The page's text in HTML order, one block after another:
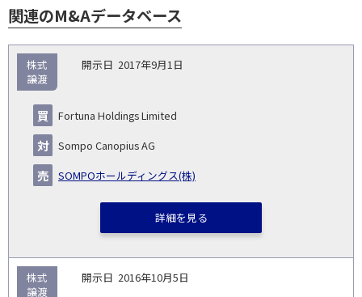
関連のM&Aデータベース
示
い
企
業・
事業
り
2017年9月1日
Fortuna Holdings Limited
Sompo Canopius AG
SOMPOホールディングス(株)
株式
譲渡
詳細を見る
2016年10月5日
株式
譲渡